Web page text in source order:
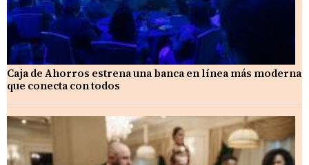
Caja de Ahorros estrena una banca en línea más moderna
que conecta con todos